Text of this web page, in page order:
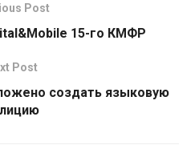
Post
15-го КМФР
Post
создать языковую